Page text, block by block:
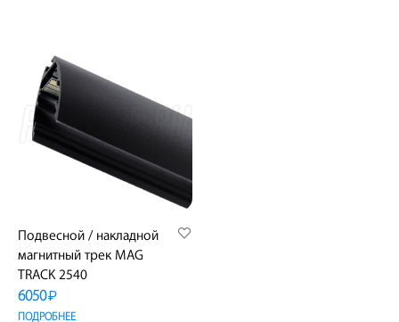
Подвесной / накладной
магнитный трек MAG
TRACK 2540
6050₽
ПОДРОБНЕЕ